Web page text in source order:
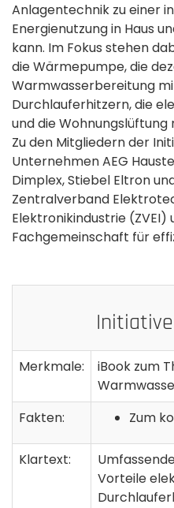
Anlagentechnik zu einer
Energienutzung in Haus
kann. Im Fokus stehen
die Wärmepumpe, die
Warmwasserbereitung
Durchlauferhitzern, die
und die
Zu den Mitgliedern der
Unternehmen AEG
Dimplex, Stiebel Eltron
Zentralverband
Elektronikindustrie (ZVEI)
Fachgemeinschaft für
Initiative
Merkmale:
iBook zum
Fakten:
Zum
Klartext:
Vorteile